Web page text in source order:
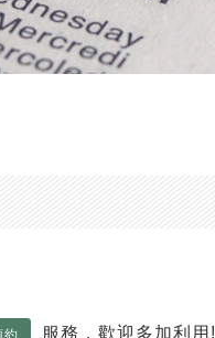
約 服務，歡迎多加利用!